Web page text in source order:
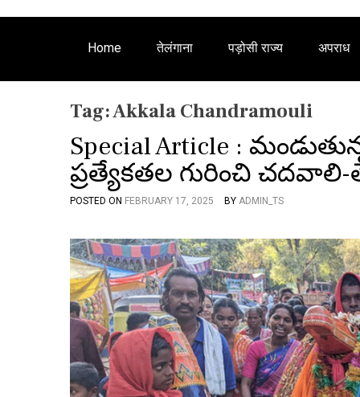
Home तेलंगाना पड़ोसी राज्य अपराध
Tag:Akkala Chandramouli
Special Article :
ప్రత్యేకతల గురించి
POSTED ON FEBRUARY 17, 2025 BY ADMIN_TS